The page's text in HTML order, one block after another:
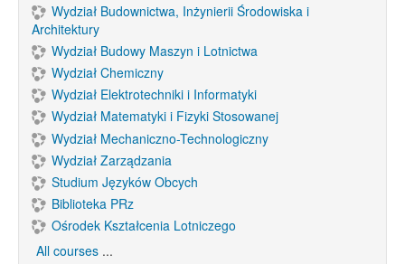
Wydział Budownictwa, Inżynierii Środowiska i
Architektury
Wydział Budowy Maszyn i Lotnictwa
Wydział Chemiczny
Wydział Elektrotechniki i Informatyki
Wydział Matematyki i Fizyki Stosowanej
Wydział Mechaniczno-Technologiczny
Wydział Zarządzania
Studium Języków Obcych
Biblioteka PRz
Ośrodek Kształcenia Lotniczego
All courses ...